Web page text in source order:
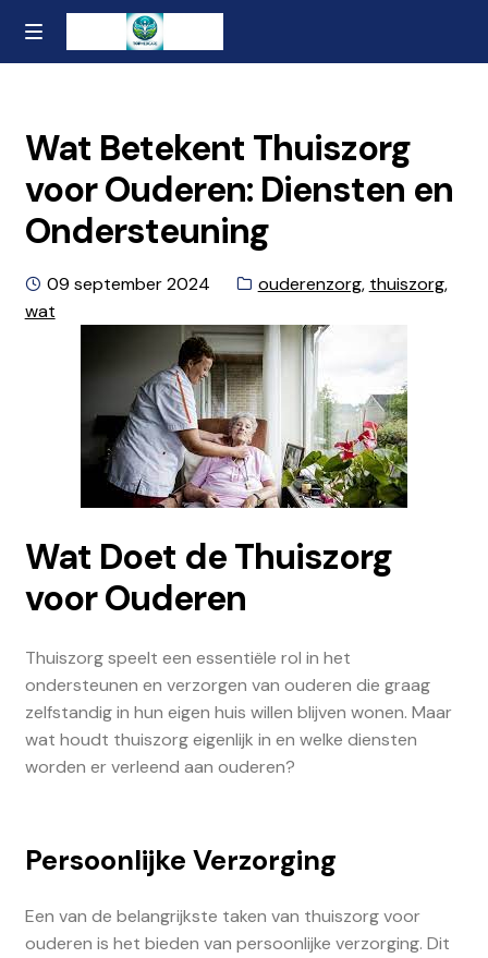
Ga
naar
Naar
de
MENU
Contact
Over ons
Privacybeleid en Algemene Voorwaarden
Wat Betekent Thuiszorg
voor Ouderen: Diensten en
Ondersteuning
Geplaatst
op
09 september 2024 Categorieën:
ouderenzorg, thuiszorg,
wat
Wat Doet de Thuiszorg
voor Ouderen
Thuiszorg speelt een essentiële rol in het
ondersteunen en verzorgen van ouderen die graag
zelfstandig in hun eigen huis willen blijven wonen. Maar
wat houdt thuiszorg eigenlijk in en welke diensten
worden er verleend aan ouderen?
Persoonlijke Verzorging
Een van de belangrijkste taken van thuiszorg voor
ouderen is het bieden van persoonlijke verzorging. Dit